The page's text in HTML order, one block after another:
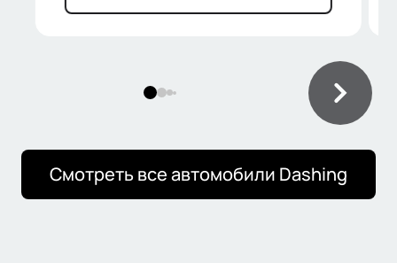
Смотреть все автомобили Dashing